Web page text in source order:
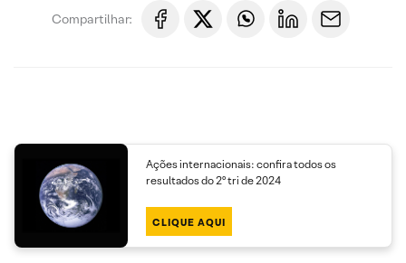
Compartilhar:
Ações internacionais: confira todos os
resultados do 2º tri de 2024
CLIQUE AQUI